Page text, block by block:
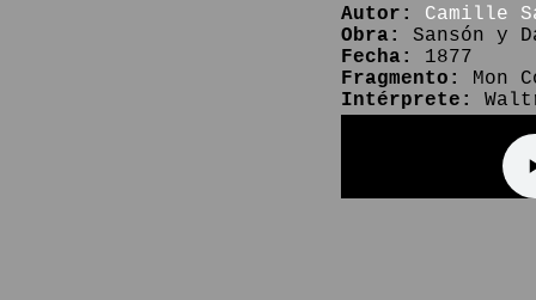
Autor:
Camille
Obra:
Sansón y
Fecha:
1877
Fragmento:
Mon
Intérprete: